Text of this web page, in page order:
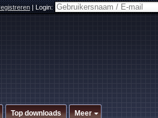
|Login:
Top downloads Meer